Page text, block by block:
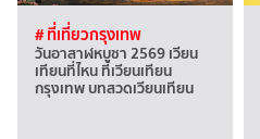
# ที่เที่ยวกรุงเทพ
วันอาสาฬหบูชา 2569 เวียน
เทียนที่ไหน ที่เวียนเทียน
กรุงเทพ บทสวดเวียนเทียน